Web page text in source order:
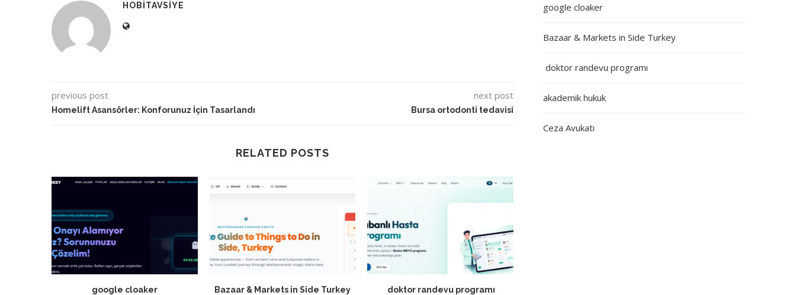
HOBITAVSIYE
previous post
Homelift Asansörler: Konforunuz İçin Tasarlandı
next post
Bursa ortodonti tedavisi
RELATED POSTS
google cloaker Bazaar & Markets in Side Turkey doktor randevu programı
google cloaker
Bazaar & Markets in Side Turkey
doktor randevu programı
akademik hukuk
Ceza Avukatı